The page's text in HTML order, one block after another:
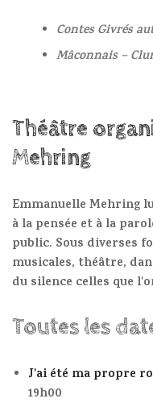
Contes Givrés
Mâconnais –
Théâtre
Mehring
Emmanuelle Mehring
à la pensée et à la
public. Sous diverses
musicales, théâtre,
du silence celles que
Toutes les
J'ai été ma propre
19h00